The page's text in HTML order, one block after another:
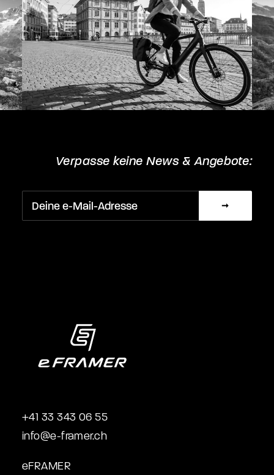
Verpasse keine News & Angebote:
+41 33 343 06 55
info@e-framer.ch
eFRAMER